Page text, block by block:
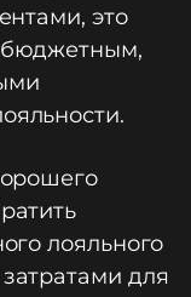
это
бюджетным,
лояльного
для